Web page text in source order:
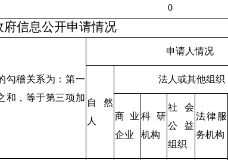
0
信息公开申请情况
勾稽关系为：第一
和，等于第三项加
申请人情况
自然
人
法人或其他组织
商业
企业
科研
机构
社会
公益
组织
法律服
务机构